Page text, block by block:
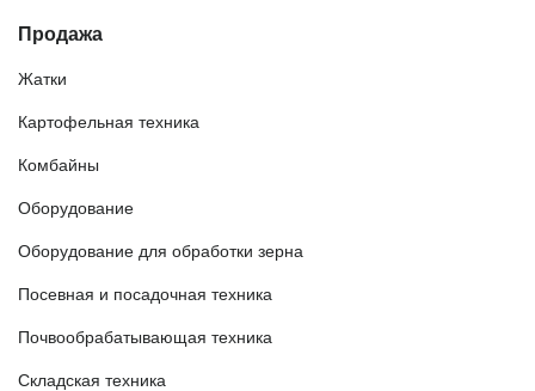
Продажа
Жатки
Картофельная техника
Комбайны
Оборудование
Оборудование для обработки зерна
Посевная и посадочная техника
Почвообрабатывающая техника
Складская техника